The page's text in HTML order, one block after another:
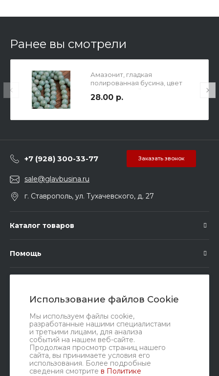
Использование файлов Cookie
Мы используем файлы cookie,
разработанные нашими специалистами
и третьими лицами, для анализа
событий на нашем веб-сайте.
Продолжая просмотр страниц нашего
сайта, вы принимаете условия его
использования. Более подробные
сведения смотрите в Политике
Ранее вы смотрели
Амазонит, гладкая
полированная бусина, цвет
светло-мятный, шар, р-р 8мм,
отв. 1мм.
28.00 р.
+7 (928) 300-33-77 Заказать звонок
sale@glavbusina.ru
г. Ставрополь, ул. Тухачевского, д. 27
Каталог товаров
Помощь